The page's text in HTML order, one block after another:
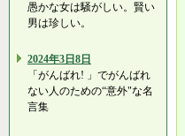
愚かな女は騒がしい。賢い
男は珍しい。
2024年3日8日
「がんばれ! 」でがんばれ
ない人のための“意外"な名
言集